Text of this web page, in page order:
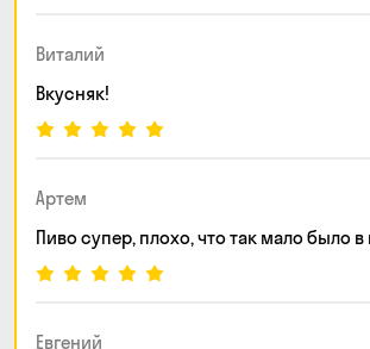
Виталий
Вкусняк!
Артем
Пиво супер, плохо, что так мало было
Евгений